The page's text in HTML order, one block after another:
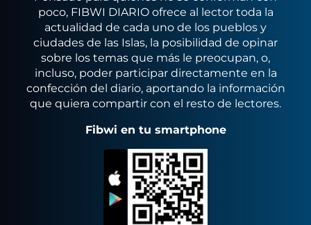
poco, FIBWI DIARIO ofrece al lector toda la
actualidad de cada uno de los pueblos y
ciudades de las Islas, la posibilidad de opinar
sobre los temas que más le preocupan, o,
incluso, poder participar directamente en la
confección del diario, aportando la información
que quiera compartir con el resto de lectores.
Fibwi en tu smartphone